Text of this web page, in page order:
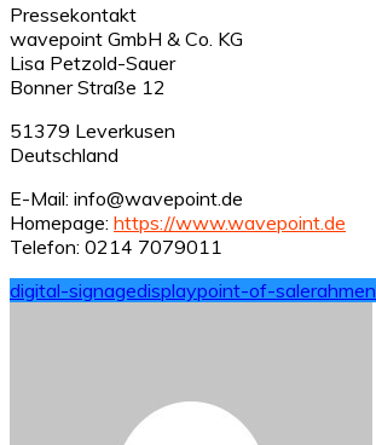
Pressekontakt
wavepoint GmbH & Co. KG
Lisa Petzold-Sauer
Bonner Straße 12
51379 Leverkusen
Deutschland
E-Mail: info@wavepoint.de
Homepage: https://www.wavepoint.de
Telefon: 0214 7079011
digital-signagedisplaypoint-of-salerahmen